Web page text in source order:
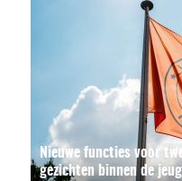
Nieuwe functies voor
gezichten binnen de